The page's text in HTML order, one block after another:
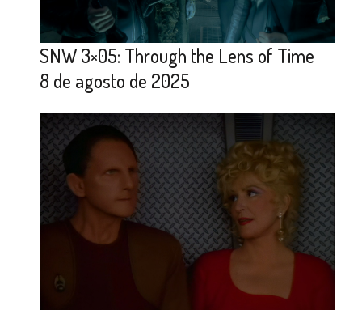
SNW 3×05: Through the Lens of Time
8 de agosto de 2025